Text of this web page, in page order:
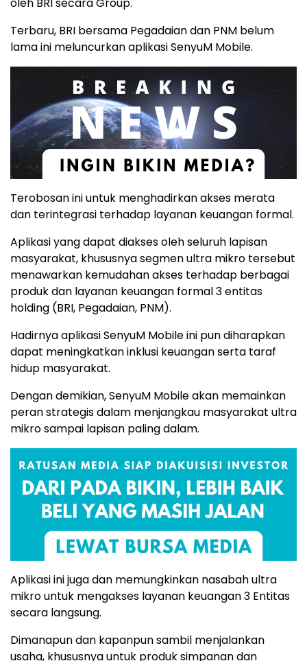
oleh BRI secara Group.
Terbaru, BRI bersama Pegadaian dan PNM belum
lama ini meluncurkan aplikasi SenyuM Mobile.
Terobosan ini untuk menghadirkan akses merata
dan terintegrasi terhadap layanan keuangan formal.
Aplikasi yang dapat diakses oleh seluruh lapisan
masyarakat, khususnya segmen ultra mikro tersebut
menawarkan kemudahan akses terhadap berbagai
produk dan layanan keuangan formal 3 entitas
holding (BRI, Pegadaian, PNM).
Hadirnya aplikasi SenyuM Mobile ini pun diharapkan
dapat meningkatkan inklusi keuangan serta taraf
hidup masyarakat.
Dengan demikian, SenyuM Mobile akan memainkan
peran strategis dalam menjangkau masyarakat ultra
mikro sampai lapisan paling dalam.
Aplikasi ini juga dan memungkinkan nasabah ultra
mikro untuk mengakses layanan keuangan 3 Entitas
secara langsung.
Dimanapun dan kapanpun sambil menjalankan
usaha, khususnya untuk produk simpanan dan